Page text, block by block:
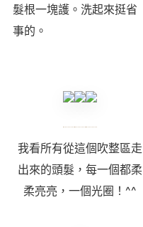
髮根一塊護。洗起來挺省
事的。
我看所有從這個吹整區走
出來的頭髮，每一個都柔
柔亮亮，一個光圈！ ^^